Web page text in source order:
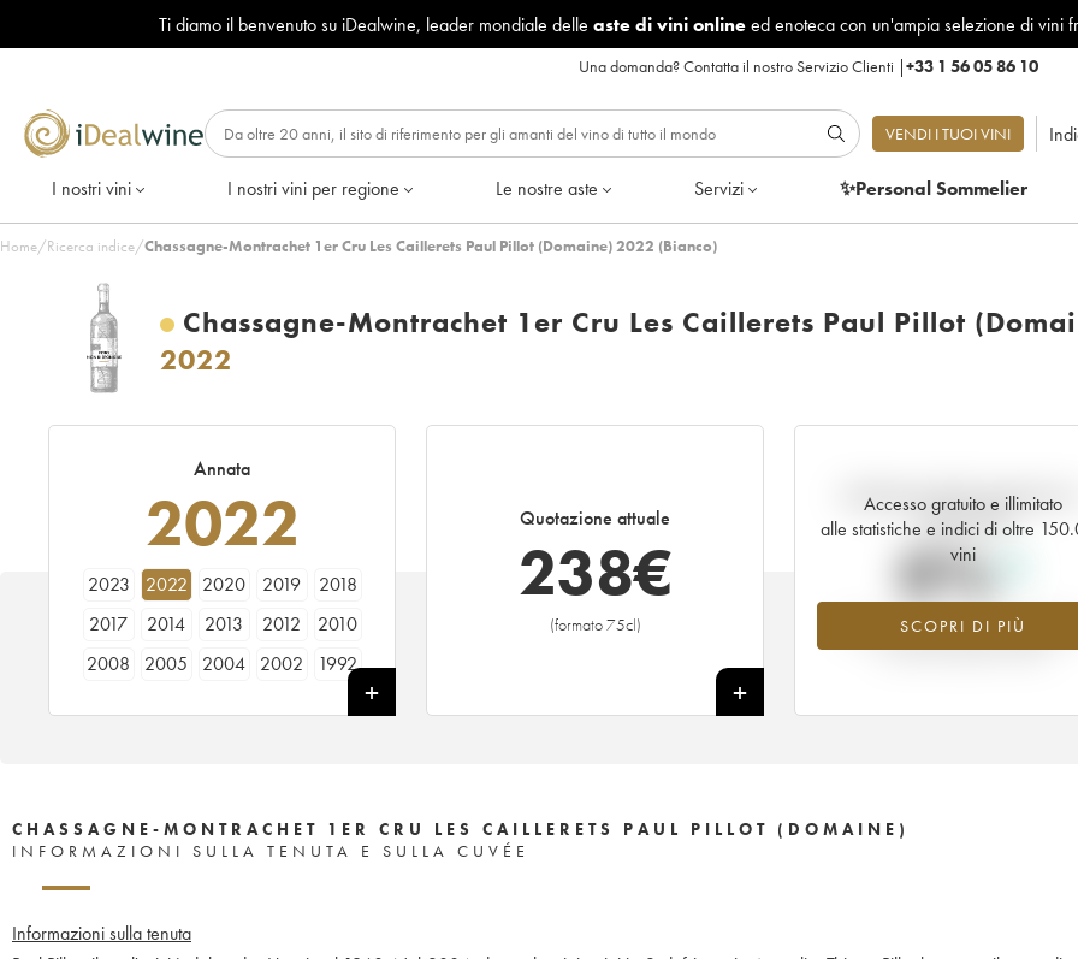
Ti diamo il benvenuto su iDealwine, leader mondiale delle aste di vini onlineed enoteca con un'ampia selezione di vini
Una domanda?Contatta il nostro Servizio Clienti |+33 1 56 05 86 10
VENDI I TUOI VINI
I nostri vini I nostri vini per regione Le nostre aste Servizi ✨Personal Sommelier
Home/Ricerca indice/Chassagne-Montrachet 1er Cru Les Caillerets Paul Pillot (Domaine) 2022 (Bianco)
Chassagne-Montrachet 1er Cru Les Caillerets Paul Pillot
2022
Annata
2022
2023 2022 2020 2019
2018
2017
2014 2013 2012
2010
2008
2005 2004 2002
1992
Quotazione attuale
238€
(formato 75cl)
+
Accesso gratuito e illimitato
alle statistiche e indici di oltre
vini
SCOPRI DI PIÙ
Andamento della quotazione
tempo reale
0%
Valore in aumento per l'annata
nel 2026 rispetto al 2025
CHASSAGNE-MONTRACHET 1ER CRU LES CAILLERETS PAUL PILLOT (DOMAINE)
INFORMAZIONI SULLA TENUTA E SULLA CUVÉE
Informazioni sulla tenuta